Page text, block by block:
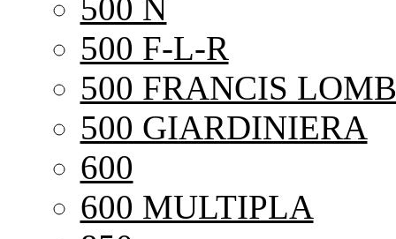
500 N
500 F-L-R
500 FRANCIS
500 GIARDINIERA
600
600 MULTIPLA